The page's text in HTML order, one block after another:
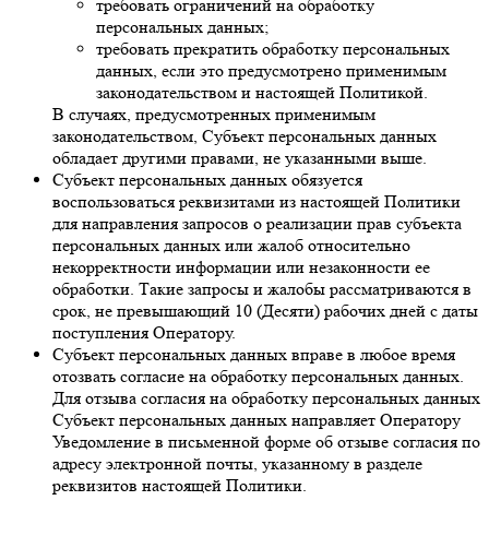
требовать ограничений на обработку
персональных данных;
требовать прекратить обработку персональных
данных, если это предусмотрено применимым
законодательством и настоящей Политикой.
В случаях, предусмотренных применимым
законодательством, Субъект персональных данных
обладает другими правами, не указанными выше.
Субъект персональных данных обязуется
воспользоваться реквизитами из настоящей Политики
для направления запросов о реализации прав субъекта
персональных данных или жалоб относительно
некорректности информации или незаконности ее
обработки. Такие запросы и жалобы рассматриваются в
срок, не превышающий 10 (Десяти) рабочих дней с даты
поступления Оператору.
Субъект персональных данных вправе в любое время
отозвать согласие на обработку персональных данных.
Для отзыва согласия на обработку персональных данных
Субъект персональных данных направляет Оператору
Уведомление в письменной форме об отзыве согласия по
адресу электронной почты, указанному в разделе
реквизитов настоящей Политики.